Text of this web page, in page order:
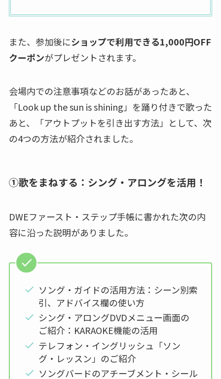
また、参加後にショップで利用できる1,000円OFF
クーポンがプレゼントされます。
会場内での注意事項などのお話があったあと、
「Look up the sun is shining」を踊り付きで歌った
あと、「アウトプットを引き出す方法」として、次
の4つの方法が紹介されました。
①歌をまねする：シング・アロングを活用！
DWEファースト・ステップ手帳に書かれた次の内
容に沿った説明がありました。
ソング・ガイドの活用方法：シーン別索
引、アドバイス欄の使い方
シング・アロングDVDメニュー画面の
ご紹介：KARAOKE機能の活用
テレフォン・イングリッシュ「ソン
グ・レッスン」のご紹介
ソングバードのアチーブメント・シール